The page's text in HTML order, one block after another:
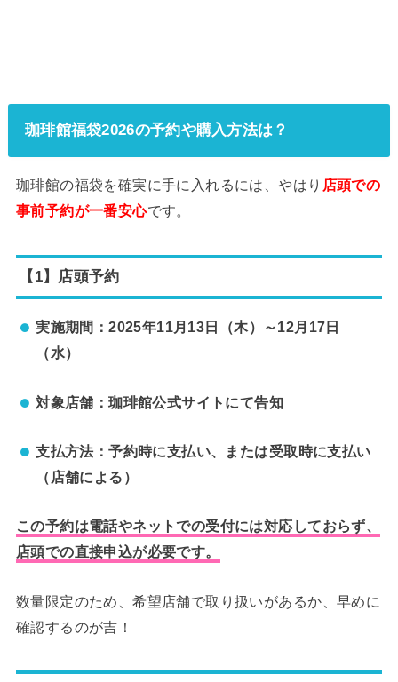
珈琲館福袋2026の予約や購入方法は？
珈琲館の福袋を確実に手に入れるには、やはり 店頭での
事前予約が一番安心です。
【1】店頭予約
実施期間：2025年11月13日（木）～12月17日
（水）
対象店舗：珈琲館公式サイトにて告知
支払方法：予約時に支払い、または受取時に支払い
（店舗による）
この予約は電話やネットでの受付には対応しておらず、
店頭での直接申込が必要です。
数量限定のため、希望店舗で取り扱いがあるか、早めに
確認するのが吉！